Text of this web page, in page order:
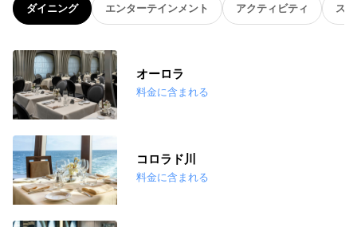
ダイニング エンターテインメント アクティビティ ス
オーロラ
料金に含まれる
コロラド川
料金に含まれる